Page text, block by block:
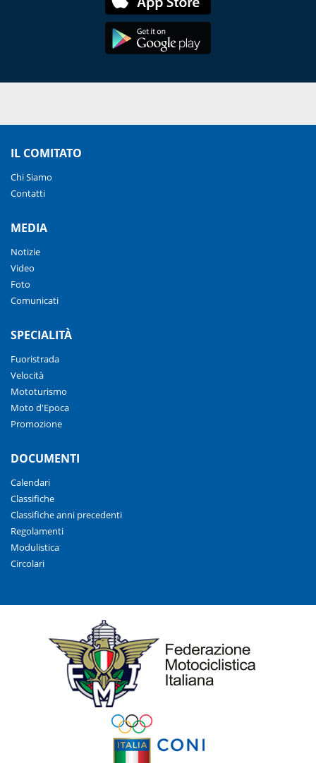
IL COMITATO
Chi Siamo
Contatti
MEDIA
Notizie
Video
Foto
Comunicati
SPECIALITÀ
Fuoristrada
Velocità
Mototurismo
Moto d'Epoca
Promozione
DOCUMENTI
Calendari
Classifiche
Classifiche anni precedenti
Regolamenti
Modulistica
Circolari